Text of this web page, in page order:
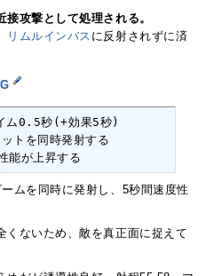
接攻撃として処理される。
リムルインバス に反射されずに済
ム0.5秒(+効果5秒)
トを同時発射する
能が上昇する
ムを同時に発射し、5秒間速度性
くないため、敵を真正面に捉えて